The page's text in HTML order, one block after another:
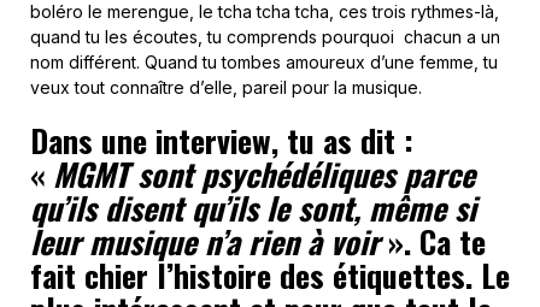
boléro le merengue, le tcha tcha tcha, ces trois rythmes-là,
quand tu les écoutes, tu comprends pourquoi chacun a un
nom différent. Quand tu tombes amoureux d’une femme, tu
veux tout connaître d’elle, pareil pour la musique.
Dans une interview, tu as dit :
« MGMT sont psychédéliques parce
qu’ils disent qu’ils le sont, même si
leur musique n’a rien à voir». Ca te
fait chier l’histoire des étiquettes. Le